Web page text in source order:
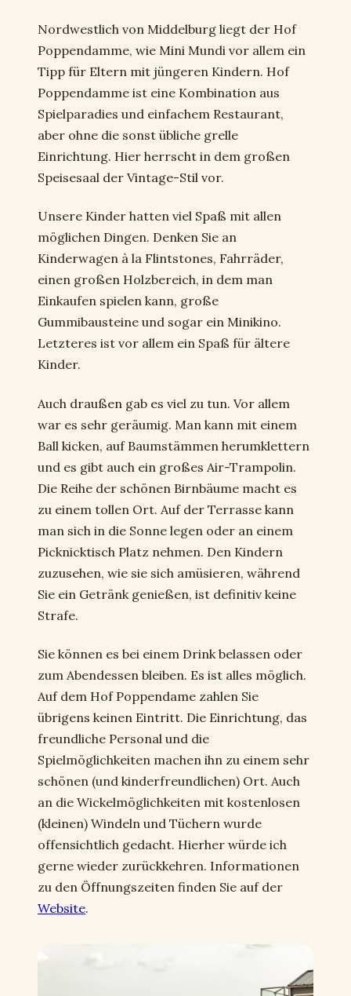
Nordwestlich von Middelburg liegt der Hof
Poppendamme, wie Mini Mundi vor allem ein
Tipp für Eltern mit jüngeren Kindern. Hof
Poppendamme ist eine Kombination aus
Spielparadies und einfachem Restaurant,
aber ohne die sonst übliche grelle
Einrichtung. Hier herrscht in dem großen
Speisesaal der Vintage-Stil vor.
Unsere Kinder hatten viel Spaß mit allen
möglichen Dingen. Denken Sie an
Kinderwagen à la Flintstones, Fahrräder,
einen großen Holzbereich, in dem man
Einkaufen spielen kann, große
Gummibausteine und sogar ein Minikino.
Letzteres ist vor allem ein Spaß für ältere
Kinder.
Auch draußen gab es viel zu tun. Vor allem
war es sehr geräumig. Man kann mit einem
Ball kicken, auf Baumstämmen herumklettern
und es gibt auch ein großes Air-Trampolin.
Die Reihe der schönen Birnbäume macht es
zu einem tollen Ort. Auf der Terrasse kann
man sich in die Sonne legen oder an einem
Picknicktisch Platz nehmen. Den Kindern
zuzusehen, wie sie sich amüsieren, während
Sie ein Getränk genießen, ist definitiv keine
Strafe.
Sie können es bei einem Drink belassen oder
zum Abendessen bleiben. Es ist alles möglich.
Auf dem Hof Poppendame zahlen Sie
übrigens keinen Eintritt. Die Einrichtung, das
freundliche Personal und die
Spielmöglichkeiten machen ihn zu einem sehr
schönen (und kinderfreundlichen) Ort. Auch
an die Wickelmöglichkeiten mit kostenlosen
(kleinen) Windeln und Tüchern wurde
offensichtlich gedacht. Hierher würde ich
gerne wieder zurückkehren. Informationen
zu den Öffnungszeiten finden Sie auf der
Website.